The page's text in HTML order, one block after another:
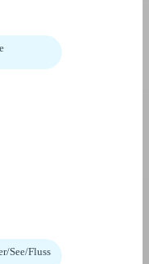
See/Fluss